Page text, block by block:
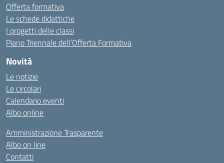
Offerta formativa
Le schede didattiche
I progetti delle classi
Piano Triennale dell’Offerta Formativa
Novità
Le notizie
Le circolari
Calendario eventi
Albo online
Amministrazione Trasparente
Albo on line
Contatti